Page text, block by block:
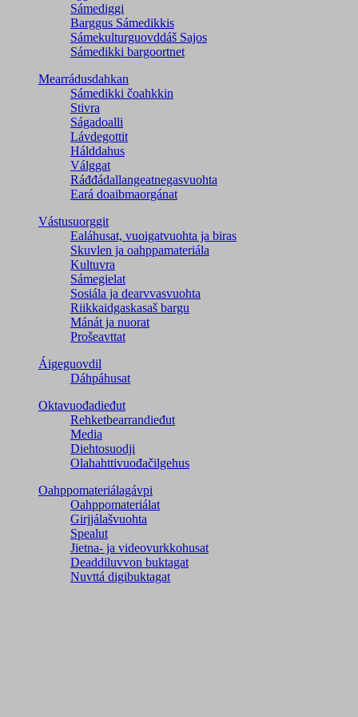
Sámediggi
Barggus Sámedikkis
Sámekulturguovddáš Sajos
Sámedikki bargoortnet
Mearrádusdahkan
Sámedikki čoahkkin
Stivra
Ságadoalli
Lávdegottit
Hálddahus
Válggat
Ráđđádallangeatnegas­vuohta
Eará doaibmaorgánat
Vástusuorggit
Ealáhusat, vuoigatvuohta ja biras
Skuvlen ja oahppamateriála
Kultuvra
Sámegielat
Sosiála ja dearvvasvuohta
Riikkaidgaskasaš bargu
Mánát ja nuorat
Prošeavttat
Áigeguovdil
Dáhpáhusat
Oktavuođadieđut
Rehketbearrandieđut
Media
Diehtosuodji
Olahahttivuođačilgehus
Oahppomateriálagávpi
Oahppomateriálat
Girjjálašvuohta
Spealut
Jietna- ja videovurkkohusat
Deaddiluvvon buktagat
Nuvttá digibuktagat